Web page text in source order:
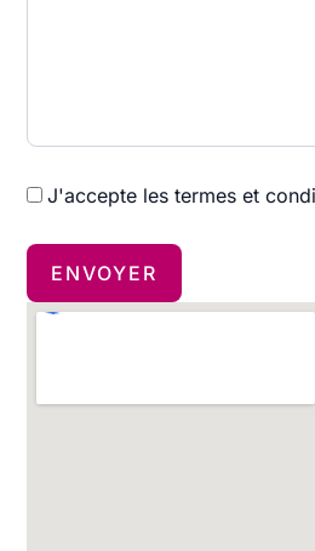
J'accepte les termes et
ENVOYER